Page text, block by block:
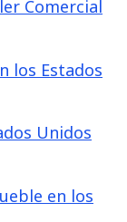
Comercial
los Estados
Unidos
en los